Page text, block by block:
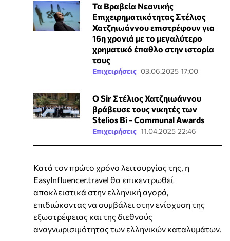
Τα Βραβεία Νεανικής
Επιχειρηματικότητας Στέλιος
Χατζηιωάννου επιστρέφουν για
16η χρονιά με το μεγαλύτερο
χρηματικό έπαθλο στην ιστορία
τους
Επιχειρήσεις 03.06.2025 17:00
Ο Sir Στέλιος Χατζηιωάννου
βράβευσε τους νικητές των
Stelios Bi - Communal Awards
Επιχειρήσεις 11.04.2025 22:46
Κατά τον πρώτο χρόνο λειτουργίας της, η
EasyInfluencer.travel θα επικεντρωθεί
αποκλειστικά στην ελληνική αγορά,
επιδιώκοντας να συμβάλει στην ενίσχυση της
εξωστρέφειας και της διεθνούς
αναγνωρισιμότητας των ελληνικών καταλυμάτων.